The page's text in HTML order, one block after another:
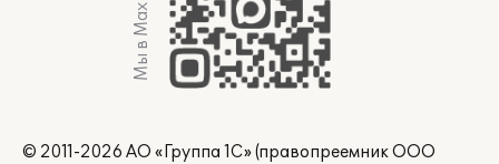
Мы в Max
© 2011-2026 АО «Группа 1С» (правопреемник ООО